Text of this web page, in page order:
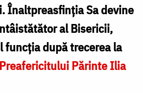
Înaltpreasfinția Sa devine
al Bisericii,
funcția după trecerea la
Preafericitului Părinte Ilia